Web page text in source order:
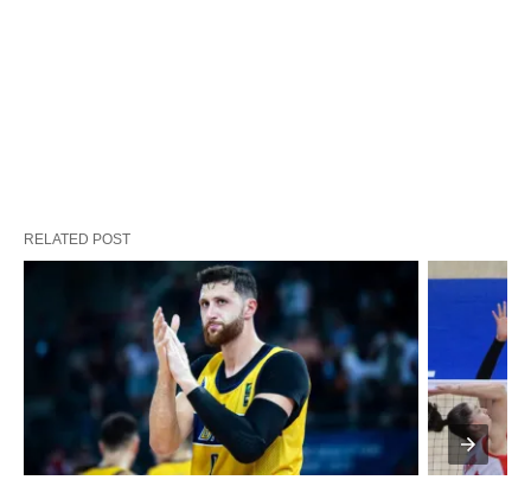
RELATED POST